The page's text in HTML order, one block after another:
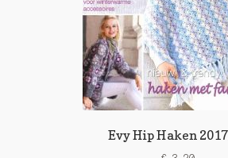
Evy Hip Haken